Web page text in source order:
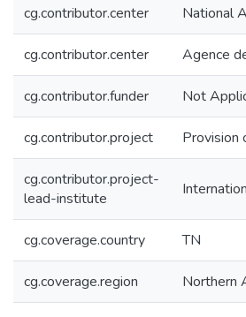
cg.contributor.center National
cg.contributor.center Agence
cg.contributor.funder Not
cg.contributor.project Provision
cg.contributor.project-
lead-institute
cg.coverage.country TN
cg.coverage.region Northern